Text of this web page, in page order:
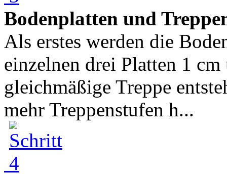
Bodenplatten und
Als erstes werden die
einzelnen drei Platten 1 cm
gleichmäßige Treppe
mehr Treppenstufen h...